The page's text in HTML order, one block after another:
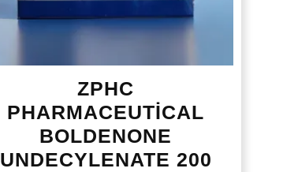
ZPHC
PHARMACEUTİCAL
BOLDENONE
UNDECYLENATE 200